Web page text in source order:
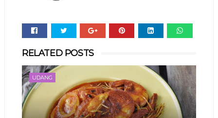
RELATED POSTS
UDANG